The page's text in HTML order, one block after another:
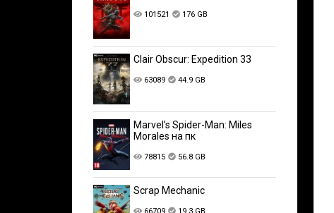
101521 176 GB
Clair Obscur: Expedition 33
63089 44.9 GB
Marvel’s Spider-Man: Miles
Morales на пк
78815 56.8 GB
Scrap Mechanic